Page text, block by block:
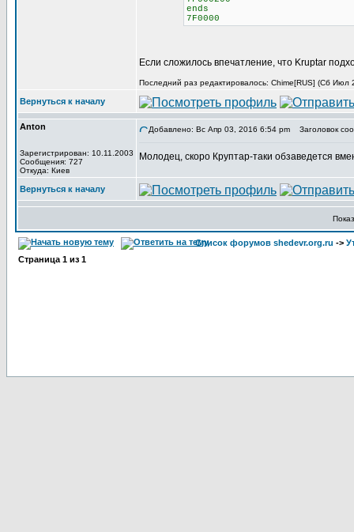
ends
7F0000
Если сложилось впечатление, что Kruptar
Последний раз редактировалось: Chime[RUS] (Сб Июл
Вернуться к началу
Anton
Зарегистрирован: 10.11.2003
Сообщения: 727
Откуда: Киев
Добавлено: Вс Апр 03, 2016 6:54 pm Заголовок
Молодец, скоро Круптар-таки обзаведется
Вернуться к началу
Список форумов shedevr.org.ru ->
Страница 1 из 1